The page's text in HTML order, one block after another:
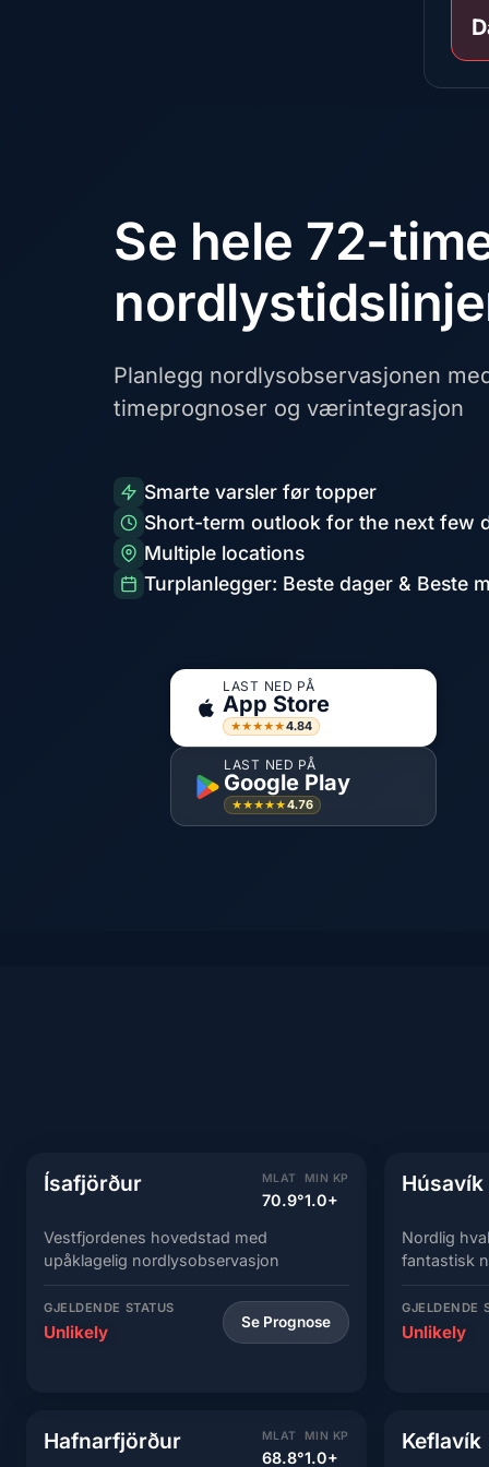
Se hele 72-
Planlegg nordlysobservasjonen
timeprognoser og værintegrasjon
Smarte varsler før topper
Short-term outlook for the next few
Multiple locations
Turplanlegger: Beste dager & Beste
LAST NED PÅ
App Store
★★★★★4.84
LAST NED PÅ
Google Play
★★★★★4.76
Ísafjörður MLAT
70.9°
MIN KP
1.0+
Vestfjordenes hovedstad med
upåklagelig nordlysobservasjon
GJELDENDE STATUS
Unlikely Se Prognose
Húsavík
Nordlig
fantastisk
GJELDENDE
Unlikely
Hafnarfjörður MLAT
68.8°
MIN KP
1.0+
Keflavík